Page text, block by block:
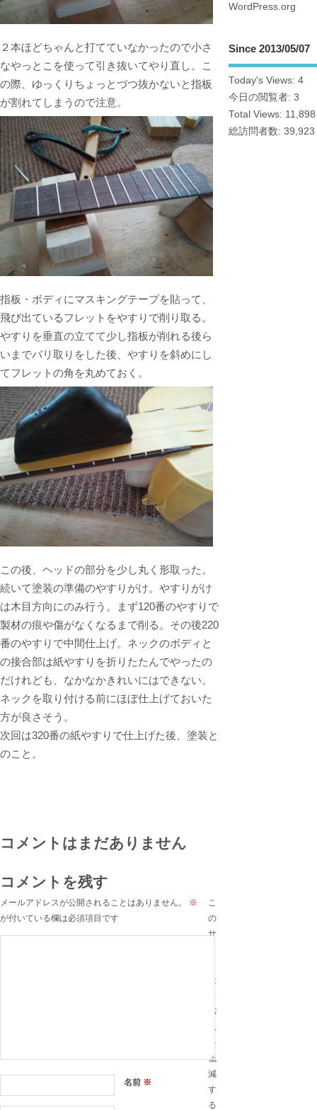
２本ほどちゃんと打てていなかったので小さ
なやっとこを使って引き抜いてやり直し。こ
の際、ゆっくりちょっとづつ抜かないと指板
が割れてしまうので注意。
指板・ボディにマスキングテープを貼って、
飛び出ているフレットをやすりで削り取る。
やすりを垂直の立てて少し指板が削れる後ら
いまでバリ取りをした後、やすりを斜めにし
てフレットの角を丸めておく。
この後、ヘッドの部分を少し丸く形取った。
続いて塗装の準備のやすりがけ。やすりがけ
は木目方向にのみ行う。まず120番のやすりで
製材の痕や傷がなくなるまで削る。その後220
番のやすりで中間仕上げ。ネックのボディと
の接合部は紙やすりを折りたたんでやったの
だけれども、なかなかきれいにはできない。
ネックを取り付ける前にほぼ仕上げておいた
方が良さそう。
次回は320番の紙やすりで仕上げた後、塗装と
のこと。
コメントはまだありません
コメントを残す
メールアドレスが公開されることはありません。
※
が付いている欄は必須項目です
名前 ※
こ
の
サ
は
ス
パ
ム
を
低
減
す
る
WordPress.org
Since 2013/05/07
Today's Views: 4
今日の閲覧者: 3
Total Views: 11,898
総訪問者数: 39,923